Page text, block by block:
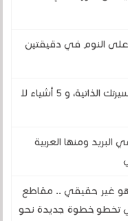
النوم في دقيقتين
5 أشياء يجب أن تدرجها دائمًا في سيرتك الذاتية، و 5 أشياء لا
ومنها العربية
غير حقيقي .. مقاطع
تخطو خطوة جديدة نحو